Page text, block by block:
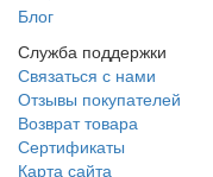
Блог
Служба поддержки
Связаться с нами
Отзывы покупателей
Возврат товара
Сертификаты
Карта сайта